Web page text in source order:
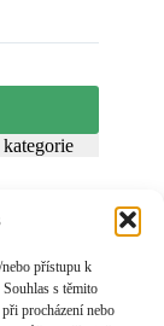
přístupu k
s těmito
procházení nebo